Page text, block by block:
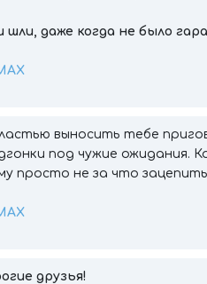
шли, даже когда не было
выносить тебе
под чужие ожидания.
просто не за что
друзья!